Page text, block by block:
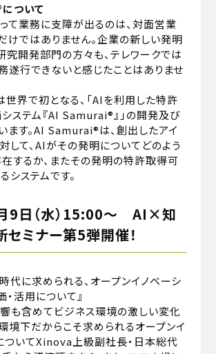
ついて
て業務に支障が出るのは、対面営業
けではありません。企業の新しい発明
究開発部門の方々も、テレワークでは
遂行できないと感じたことはありませ
界で初となる、「AIを利用した特許
ステム『AI Samurai®』」の開発及び
ます。AI Samurai®は、創出したアイ
して、AIがその発明についてどのよう
するか、またその発明の特許取得可
システムです。
9日（水）15:00～ AI×知
ミナー第5弾開催！
代に求められる、オープンイノベーシ
・活用について』
も含めてビジネス環境の激しい変化
境下だからこそ求められるオープンイ
ついてXinova上級副社長・日本総代